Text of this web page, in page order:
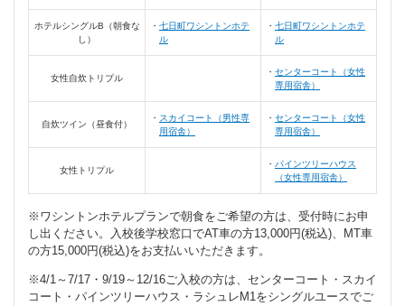
ホテルシングルB（朝食な
し）
七日町ワシントンホテ
ル
七日町ワシントンホテ
ル
女性自炊トリプル
センターコート（女性
専用宿舎）
自炊ツイン（昼食付）
スカイコート（男性専
用宿舎）
センターコート（女性
専用宿舎）
女性トリプル
パインツリーハウス
（女性専用宿舎）
※ワシントンホテルプランで朝食をご希望の方は、受付時にお申
し出ください。入校後学校窓口でAT車の方13,000円(税込)、MT車
の方15,000円(税込)をお支払いいただきます。
※4/1～7/17・9/19～12/16ご入校の方は、センターコート・スカイ
コート・パインツリーハウス・ラシュレM1をシングルユースでご